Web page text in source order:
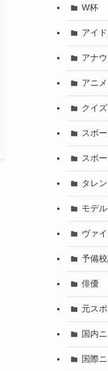
W杯
アイ
アナ
アニメ
クイ
スポ
スポ
タレン
モデル
ヴァ
予備
俳優
元ス
国内
国際